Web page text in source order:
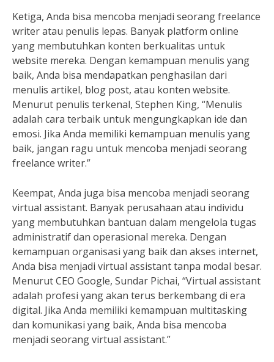
Ketiga, Anda bisa mencoba menjadi seorang freelance
writer atau penulis lepas. Banyak platform online
yang membutuhkan konten berkualitas untuk
website mereka. Dengan kemampuan menulis yang
baik, Anda bisa mendapatkan penghasilan dari
menulis artikel, blog post, atau konten website.
Menurut penulis terkenal, Stephen King, “Menulis
adalah cara terbaik untuk mengungkapkan ide dan
emosi. Jika Anda memiliki kemampuan menulis yang
baik, jangan ragu untuk mencoba menjadi seorang
freelance writer.”
Keempat, Anda juga bisa mencoba menjadi seorang
virtual assistant. Banyak perusahaan atau individu
yang membutuhkan bantuan dalam mengelola tugas
administratif dan operasional mereka. Dengan
kemampuan organisasi yang baik dan akses internet,
Anda bisa menjadi virtual assistant tanpa modal besar.
Menurut CEO Google, Sundar Pichai, “Virtual assistant
adalah profesi yang akan terus berkembang di era
digital. Jika Anda memiliki kemampuan multitasking
dan komunikasi yang baik, Anda bisa mencoba
menjadi seorang virtual assistant.”